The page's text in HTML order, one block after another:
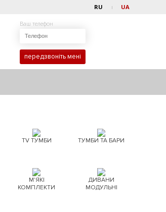
RU UA
Ваш телефон
передзвоніть мені
TV ТУМБИ ТУМБИ ТА БАРИ
М'ЯКІ
КОМПЛЕКТИ
ДИВАНИ
МОДУЛЬНІ